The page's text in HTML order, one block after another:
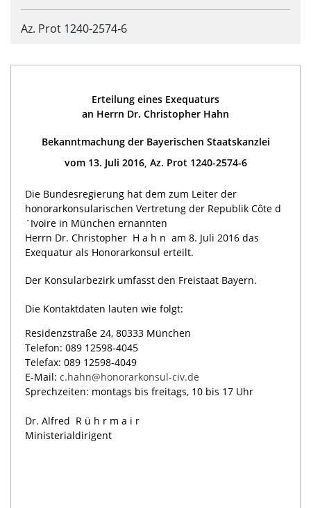
Az. Prot 1240-2574-6
Erteilung eines Exequaturs
an Herrn Dr. Christopher Hahn
Bekanntmachung der Bayerischen Staatskanzlei
vom 13. Juli 2016, Az. Prot 1240-2574-6
Die Bundesregierung hat dem zum Leiter der
honorarkonsularischen Vertretung der Republik Côte d
´Ivoire in München ernannten
Herrn Dr. Christopher Hahn am 8. Juli 2016 das
Exequatur als Honorarkonsul erteilt.
Der Konsularbezirk umfasst den Freistaat Bayern.
Die Kontaktdaten lauten wie folgt:
Residenzstraße 24, 80333 München
Telefon: 089 12598-4045
Telefax: 089 12598-4049
E-Mail: c.hahn@honorarkonsul-civ.de
Sprechzeiten: montags bis freitags, 10 bis 17 Uhr
Dr. Alfred Rührmair
Ministerialdirigent